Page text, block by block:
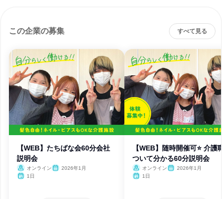
この企業の募集 すべて見る
【WEB】たちばな会60分会社
説明会
オンライン
2026年1月
1日
【WEB】随時開催可⭐ 介護
ついて分かる60分説明会
オンライン
2026年1月
1日